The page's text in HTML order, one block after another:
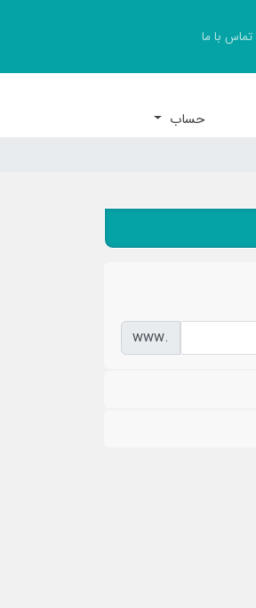
تماس با ما
حساب
www.